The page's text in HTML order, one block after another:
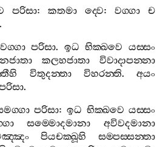
පරිසා:කතමා ද‍්වෙ:වග‍්ගා
ච
.
වග‍්ගා පරිසා. ඉධ භික‍්ඛවෙ යස‍්සං
කලහජාතා
විවාදාපන‍්නා
විතුදන‍්තා විහරන‍්ති. අයං
.
පරිසා:ඉධ භික‍්ඛවෙ යස‍්සං
සම‍්මොදමානා
අවිවදමානා
පියචක‍්ඛූහි
සම‍්පස‍්සන‍්තා